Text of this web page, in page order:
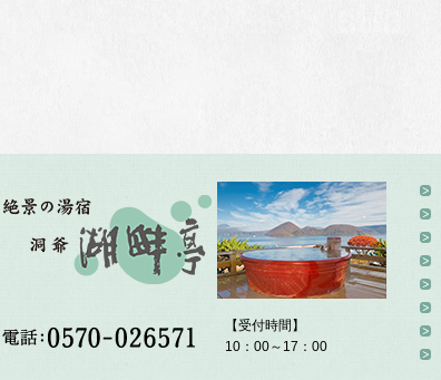
【受付時間】
10：00～17：00